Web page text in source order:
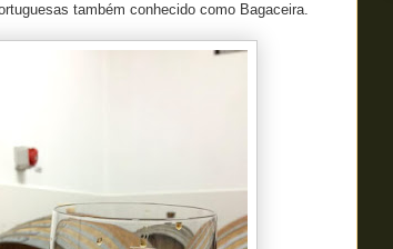
também conhecido como Bagaceira.